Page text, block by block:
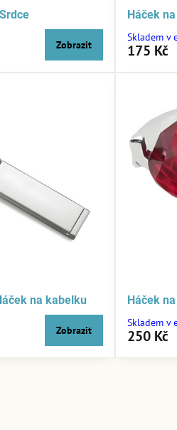
Zobrazit
Háček
Skladem v
175 Kč
na kabelku
Zobrazit
Háček
Skladem v
250 Kč